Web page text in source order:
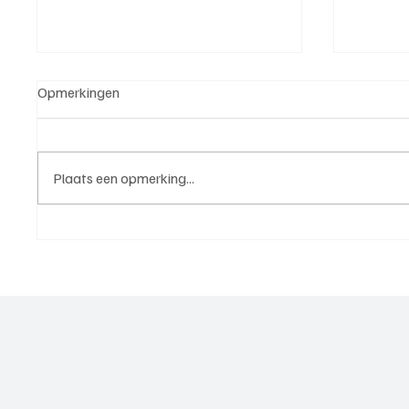
Opmerkingen
Plaats een opmerking...